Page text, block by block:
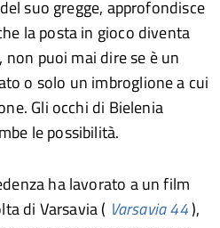
suo gregge, approfondisce
la posta in gioco diventa
puoi mai dire se è un
o solo un imbroglione a cui
Gli occhi di Bielenia
le possibilità.
ha lavorato a un film
di Varsavia ( Varsavia 44),